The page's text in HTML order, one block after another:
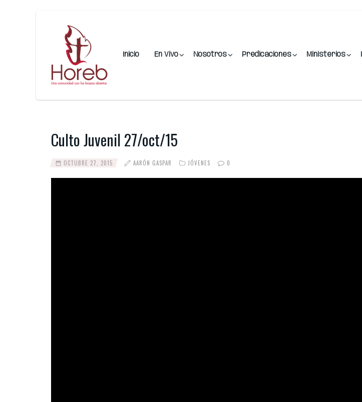
Inicio En Vivo Nosotros Predicaciones Ministerios
Culto Juvenil 27/oct/15
OCTUBRE 27, 2015 AARÓN GASPAR JÓVENES 0